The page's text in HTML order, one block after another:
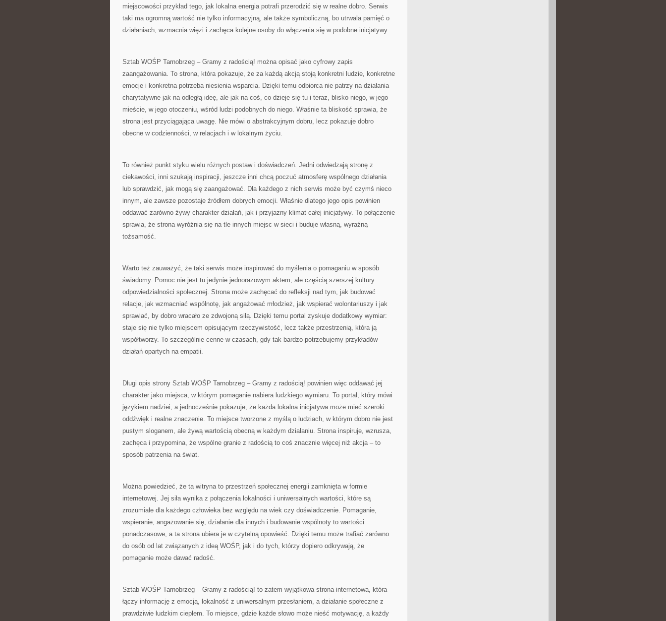
miejscowości przykład tego, jak lokalna energia potrafi przerodzić się w realne dobro. Serwis
taki ma ogromną wartość nie tylko informacyjną, ale także symboliczną, bo utrwala pamięć o
działaniach, wzmacnia więzi i zachęca kolejne osoby do włączenia się w podobne inicjatywy.
Sztab WOŚP Tarnobrzeg – Gramy z radością! można opisać jako cyfrowy zapis
zaangażowania. To strona, która pokazuje, że za każdą akcją stoją konkretni ludzie, konkretne
emocje i konkretna potrzeba niesienia wsparcia. Dzięki temu odbiorca nie patrzy na działania
charytatywne jak na odległą ideę, ale jak na coś, co dzieje się tu i teraz, blisko niego, w jego
mieście, w jego otoczeniu, wśród ludzi podobnych do niego. Właśnie ta bliskość sprawia, że
strona jest przyciągająca uwagę. Nie mówi o abstrakcyjnym dobru, lecz pokazuje dobro
obecne w codzienności, w relacjach i w lokalnym życiu.
To również punkt styku wielu różnych postaw i doświadczeń. Jedni odwiedzają stronę z
ciekawości, inni szukają inspiracji, jeszcze inni chcą poczuć atmosferę wspólnego działania
lub sprawdzić, jak mogą się zaangażować. Dla każdego z nich serwis może być czymś nieco
innym, ale zawsze pozostaje źródłem dobrych emocji. Właśnie dlatego jego opis powinien
oddawać zarówno żywy charakter działań, jak i przyjazny klimat całej inicjatywy. To połączenie
sprawia, że strona wyróżnia się na tle innych miejsc w sieci i buduje własną, wyraźną
tożsamość.
Warto też zauważyć, że taki serwis może inspirować do myślenia o pomaganiu w sposób
świadomy. Pomoc nie jest tu jedynie jednorazowym aktem, ale częścią szerszej kultury
odpowiedzialności społecznej. Strona może zachęcać do refleksji nad tym, jak budować
relacje, jak wzmacniać wspólnotę, jak angażować młodzież, jak wspierać wolontariuszy i jak
sprawiać, by dobro wracało ze zdwojoną siłą. Dzięki temu portal zyskuje dodatkowy wymiar:
staje się nie tylko miejscem opisującym rzeczywistość, lecz także przestrzenią, która ją
współtworzy. To szczególnie cenne w czasach, gdy tak bardzo potrzebujemy przykładów
działań opartych na empatii.
Długi opis strony Sztab WOŚP Tarnobrzeg – Gramy z radością! powinien więc oddawać jej
charakter jako miejsca, w którym pomaganie nabiera ludzkiego wymiaru. To portal, który mówi
językiem nadziei, a jednocześnie pokazuje, że każda lokalna inicjatywa może mieć szeroki
oddźwięk i realne znaczenie. To miejsce tworzone z myślą o ludziach, w którym dobro nie jest
pustym sloganem, ale żywą wartością obecną w każdym działaniu. Strona inspiruje, wzrusza,
zachęca i przypomina, że wspólne granie z radością to coś znacznie więcej niż akcja – to
sposób patrzenia na świat.
Można powiedzieć, że ta witryna to przestrzeń społecznej energii zamknięta w formie
internetowej. Jej siła wynika z połączenia lokalności i uniwersalnych wartości, które są
zrozumiałe dla każdego człowieka bez względu na wiek czy doświadczenie. Pomaganie,
wspieranie, angażowanie się, działanie dla innych i budowanie wspólnoty to wartości
ponadczasowe, a ta strona ubiera je w czytelną opowieść. Dzięki temu może trafiać zarówno
do osób od lat związanych z ideą WOŚP, jak i do tych, którzy dopiero odkrywają, że
pomaganie może dawać radość.
Sztab WOŚP Tarnobrzeg – Gramy z radością! to zatem wyjątkowa strona internetowa, która
łączy informację z emocją, lokalność z uniwersalnym przesłaniem, a działanie społeczne z
prawdziwie ludzkim ciepłem. To miejsce, gdzie każde słowo może nieść motywację, a każdy